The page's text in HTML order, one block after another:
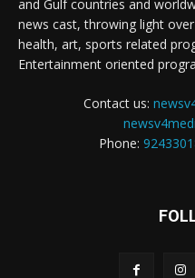
and Gulf countries and
news cast, throwing light
health, art, sports related
Entertainment oriented
Contact us:
Phone: